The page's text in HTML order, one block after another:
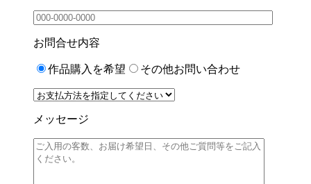
お問合せ内容
作品購入を希望 その他お問い合わせ
メッセージ